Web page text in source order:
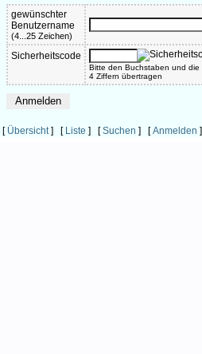
gewünschter
Benutzername
(4...25 Zeichen)
Sicherheitscode
Bitte den Buchstaben und die
4 Ziffern übertragen
[ Übersicht] [ Liste ] [Suchen ] [Anmelden ]